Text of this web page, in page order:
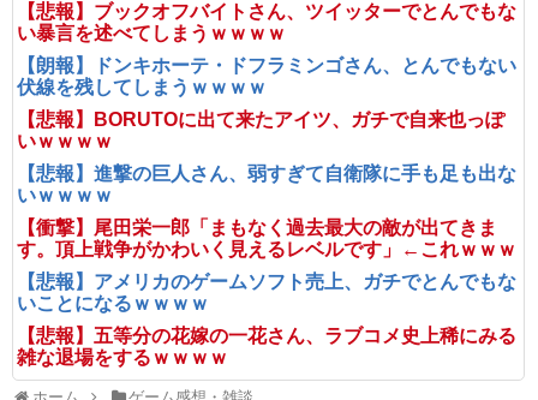
【悲報】ブックオフバイトさん、ツイッターでとんでもな
い暴言を述べてしまうｗｗｗｗ
【朗報】ドンキホーテ・ドフラミンゴさん、とんでもない
伏線を残してしまうｗｗｗｗ
【悲報】BORUTOに出て来たアイツ、ガチで自来也っぽ
いｗｗｗｗ
【悲報】進撃の巨人さん、弱すぎて自衛隊に手も足も出な
いｗｗｗｗ
【衝撃】尾田栄一郎「まもなく過去最大の敵が出てきま
す。頂上戦争がかわいく見えるレベルです」←これｗｗｗ
【悲報】アメリカのゲームソフト売上、ガチでとんでもな
いことになるｗｗｗｗ
【悲報】五等分の花嫁の一花さん、ラブコメ史上稀にみる
雑な退場をするｗｗｗｗ